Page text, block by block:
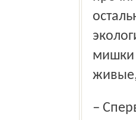
мишки
живые,
– Сперва делала мишек для собственных детей, да